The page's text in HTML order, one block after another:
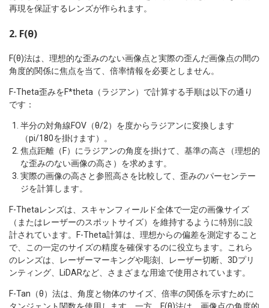
再現を保証するレンズが作られます。
2. F(θ)
F(θ)法は、理想的な歪みのない画像点と実際の歪んだ画像点の間の
角度的関係に焦点を当て、倍率情報を必要としません。
F-Theta歪みをF*theta（ラジアン）で計算する手順は以下の通り
です：
半分の対角線FOV（θ/2）を度からラジアンに変換します
（pi/180を掛けます）。
焦点距離（F）にラジアンの角度を掛けて、基準の高さ（理想的
な歪みのない画像の高さ）を求めます。
実際の画像の高さと参照高さを比較して、歪みのパーセンテー
ジを計算します。
F-Thetaレンズは、スキャンフィールド全体で一定の画像サイズ
（またはレーザーのスポットサイズ）を維持するように特別に設
計されています。F-Theta計算は、理想からの偏差を測定すること
で、この一定のサイズの精度を確保するのに役立ちます。これら
のレンズは、レーザーマーキングや彫刻、レーザー切断、3Dプリ
ンティング、LiDARなど、さまざまな用途で使用されています。
F-Tan（θ）法は、角度と物体のサイズ、倍率の関係を示すために